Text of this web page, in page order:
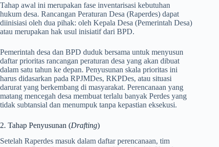
Tahap awal ini merupakan fase inventarisasi kebutuhan
hukum desa. Rancangan Peraturan Desa (Raperdes) dapat
diinisiasi oleh dua pihak: oleh Kepala Desa (Pemerintah Desa)
atau merupakan hak usul inisiatif dari BPD.
Pemerintah desa dan BPD duduk bersama untuk menyusun
daftar prioritas rancangan peraturan desa yang akan dibuat
dalam satu tahun ke depan. Penyusunan skala prioritas ini
harus didasarkan pada RPJMDes, RKPDes, atau situasi
darurat yang berkembang di masyarakat. Perencanaan yang
matang mencegah desa membuat terlalu banyak Perdes yang
tidak subtansial dan menumpuk tanpa kepastian eksekusi.
2. Tahap Penyusunan (Drafting)
Setelah Raperdes masuk dalam daftar perencanaan, tim